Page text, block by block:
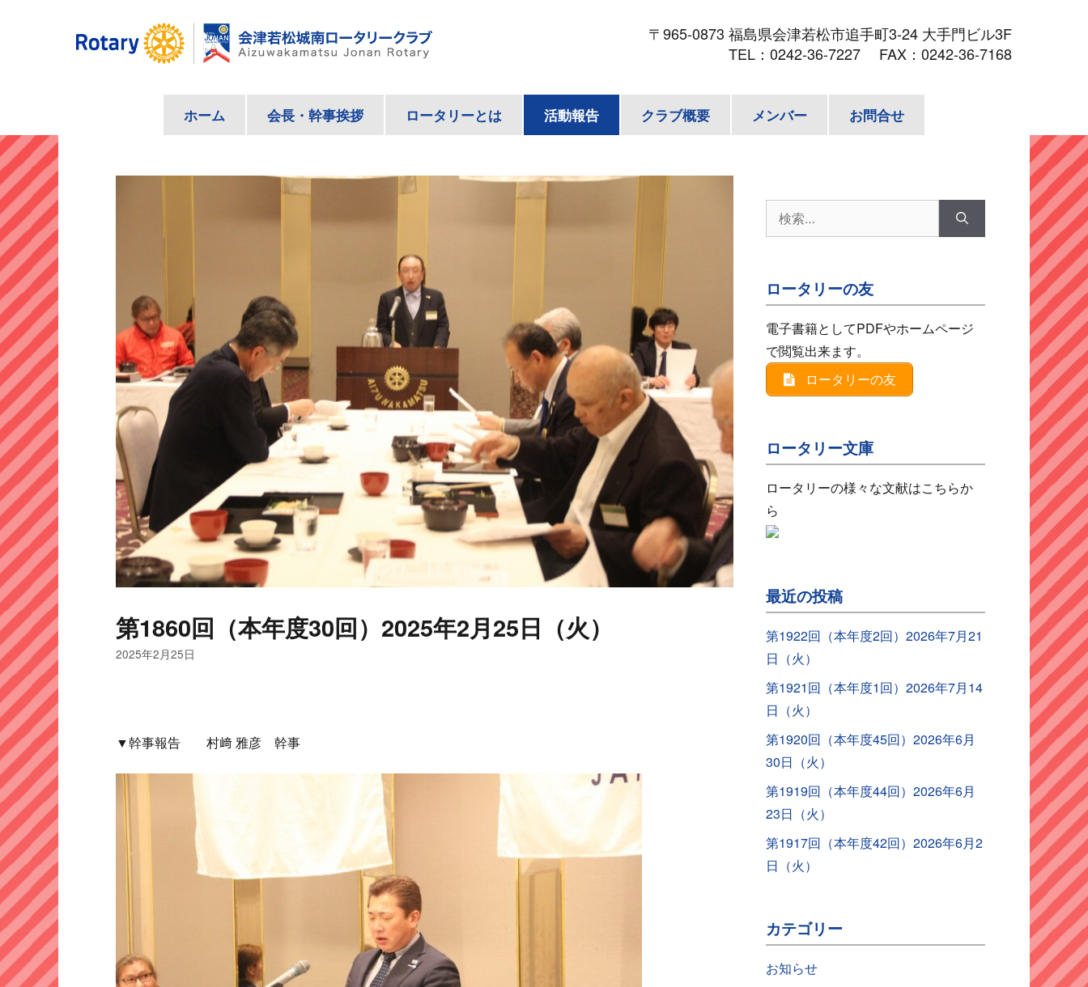
ス
キ
ッ
プ
〒965-0873 福島県会津若松市追手町3-24 大手門ビル3F
TEL： 0242-36-7227 FAX：0242-36-7168
ホーム 会長・幹事挨拶 ロータリーとは 活動報告 クラブ概要 メンバー お問合せ
第1860回（本年度30回）2025年2月25日（火）
2025年2月25日
▼幹事報告 村﨑 雅彦 幹事
索:
ロータリーの友
電子書籍としてPDFやホームページ
で閲覧出来ます。
ロータリーの友
ロータリー文庫
ロータリーの様々な文献はこちらか
ら
最近の投稿
第1922回（本年度2回）2026年7月21
日（火）
第1921回（本年度1回）2026年7月14
日（火）
第1920回（本年度45回）2026年6月
30日（火）
第1919回（本年度44回）2026年6月
23日（火）
第1917回（本年度42回）2026年6月2
日（火）
カテゴリー
お知らせ